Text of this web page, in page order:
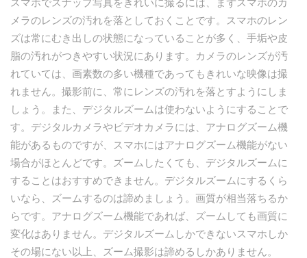
スマホでスナップ写真をきれいに撮るには、まずスマホのカ
メラのレンズの汚れを落としておくことです。スマホのレン
ズは常にむき出しの状態になっていることが多く、手垢や皮
脂の汚れがつきやすい状況にあります。カメラのレンズが汚
れていては、画素数の多い機種であってもきれいな映像は撮
れません。撮影前に、常にレンズの汚れを落とすようにしま
しょう。また、デジタルズームは使わないようにすることで
す。デジタルカメラやビデオカメラには、アナログズーム機
能があるものですが、スマホにはアナログズーム機能がない
場合がほとんどです。ズームしたくても、デジタルズームに
することはおすすめできません。デジタルズームにするくら
いなら、ズームするのは諦めましょう。画質が相当落ちるか
らです。アナログズーム機能であれば、ズームしても画質に
変化はありません。デジタルズームしかできないスマホしか
その場にない以上、ズーム撮影は諦めるしかありません。